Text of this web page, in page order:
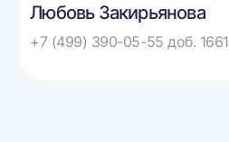
Любовь Закирьянова
+7 (499) 390-05-55 доб. 1661